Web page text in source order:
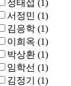
정태섭 (1)
서정민 (1)
김응학 (1)
이희옥 (1)
박상환 (1)
임학선 (1)
김정기
(1)